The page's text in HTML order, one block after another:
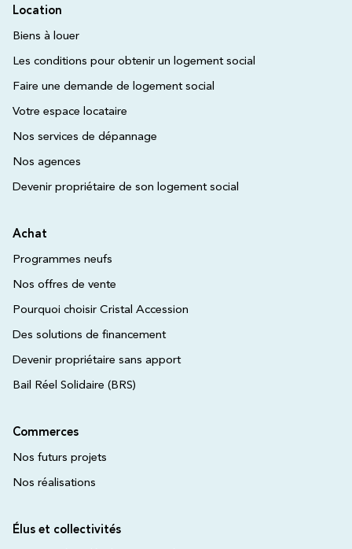
Location
Biens à louer
Les conditions pour obtenir un logement social
Faire une demande de logement social
Votre espace locataire
Nos services de dépannage
Nos agences
Devenir propriétaire de son logement social
Achat
Programmes neufs
Nos offres de vente
Pourquoi choisir Cristal Accession
Des solutions de financement
Devenir propriétaire sans apport
Bail Réel Solidaire (BRS)
Commerces
Nos futurs projets
Nos réalisations
Élus et collectivités